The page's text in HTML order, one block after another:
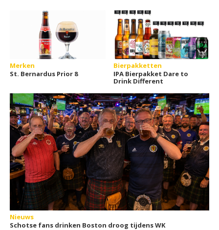
Merken
St. Bernardus Prior 8
Bierpakketten
IPA Bierpakket Dare to
Drink Different
Nieuws
Schotse fans drinken Boston droog tijdens WK